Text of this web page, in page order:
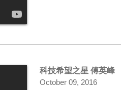
科技希望之星 傅英峰
October 09, 2016